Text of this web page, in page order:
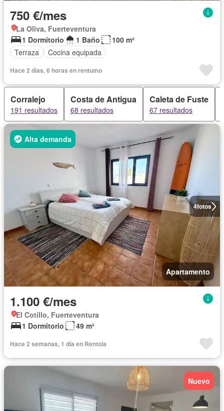
750 €/mes
La Oliva, Fuerteventura
1 Dormitorio
1 Baño
100 m²
Terraza
Cocina equipada
Hace 2 días, 6 horas en rentumo
Corralejo
191 resultados
Costa de Antigua
68 resultados
Caleta de Fuste
67 resultados
4fotos
Alta demanda
Apartamento
1.100 €/mes
El Cotillo, Fuerteventura
1 Dormitorio
49 m²
Hace 2 semanas, 1 día en Rentola
Nuevo